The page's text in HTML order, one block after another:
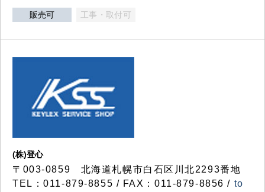
販売可 工事・取付可
(株)登心
〒003-0859 北海道札幌市白石区川北2293番地
TEL：011-879-8855 / FAX：011-879-8856 / to